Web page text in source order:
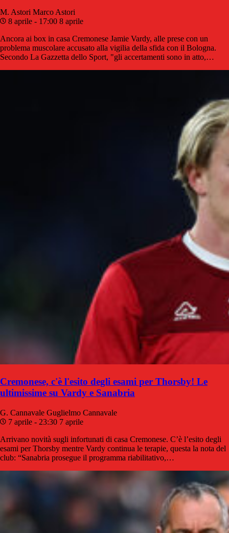
M. Astori Marco Astori
8 aprile - 17:00 8 aprile
Ancora ai box in casa Cremonese Jamie Vardy, alle prese con un
problema muscolare accusato alla vigilia della sfida con il Bologna.
Secondo La Gazzetta dello Sport, "gli accertamenti sono in atto,…
Cremonese, c'è l'esito degli esami per Thorsby! Le
ultimissime su Vardy e Sanabria
G. Cannavale Guglielmo Cannavale
7 aprile - 23:30 7 aprile
Arrivano novità sugli infortunati di casa Cremonese. C’è l’esito degli
esami per Thorsby mentre Vardy continua le terapie, questa la nota del
club: “Sanabria prosegue il programma riabilitativo,…